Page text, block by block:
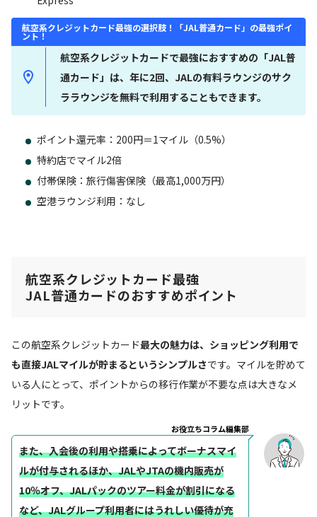
航空系クレジットカード最強の選択肢！「JAL普通カード」の最強ポイ
ント！
航空系クレジットカードで最強におすすめの「JAL普
通カード」は、年に2回、JALの有料ラウンジのサク
ララウンジを無料で利用することもできます。
ポイント還元率：200円＝1マイル（0.5%）
特約店でマイル2倍
付帯保険：旅行傷害保険（最高1,000万円）
空港ラウンジ利用：なし
航空系クレジットカード最強
JAL普通カードのおすすめポイント
この航空系クレジットカード最大の魅力は、ショッピング利用で
も直接JALマイルが貯まるというシンプルさです。マイルを貯めて
いる人にとって、ポイントからの移行作業が不要な点は大きなメ
リットです。
お役立ちコラム編集部
また、入会後の利用や搭乗によってボーナスマイ
ルが付与されるほか、JALやJTAの機内販売が
10％オフ、JALパックのツアー料金が割引になる
など、JALグループ利用者にはうれしい優待が充